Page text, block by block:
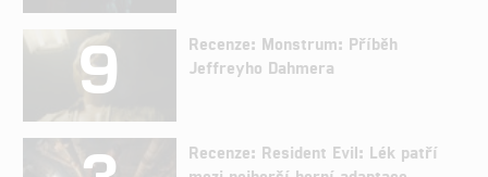
9
Recenze: Monstrum: Příběh
Jeffreyho Dahmera
Recenze: Resident Evil: Lék patří